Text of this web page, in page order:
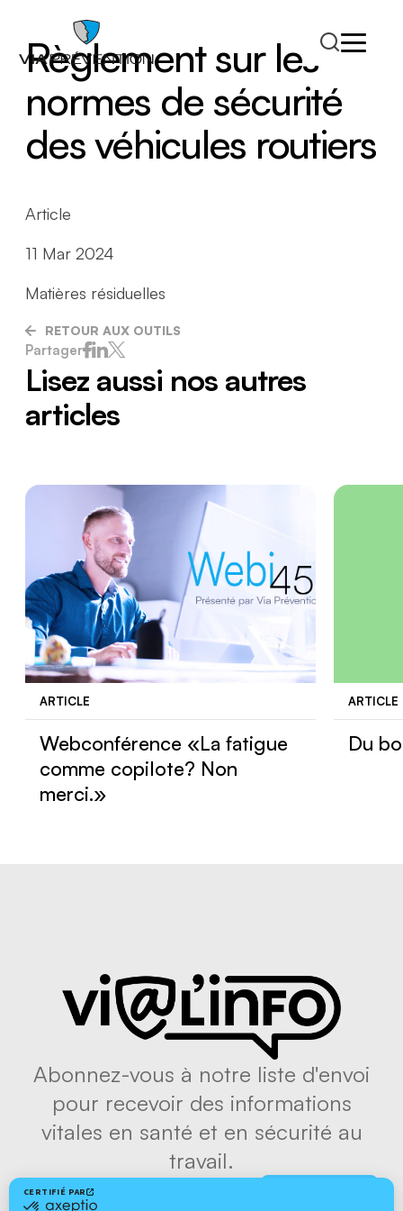
Trouver votre conseiller.ère
Règlement sur les
normes de sécurité
des véhicules routiers
Article
11 Mar 2024
Matières résiduelles
RETOUR AUX OUTILS
Partager
Lisez aussi nos autres
articles
ARTICLE
Webconférence «La fatigue
comme copilote? Non
merci.»
ARTICLE
Du
Abonnez-vous à notre liste d'envoi
pour recevoir des informations
vitales en santé et en sécurité au
travail.